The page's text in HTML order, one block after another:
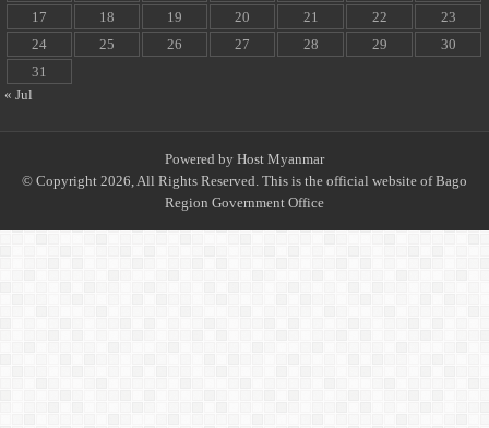
17
18 19 20 21 22
23
24
25 26 27 28 29
30
31
« Jul
Powered by Host Myanmar
© Copyright 2026, All Rights Reserved. This is the official website of Bago
Region Government Office